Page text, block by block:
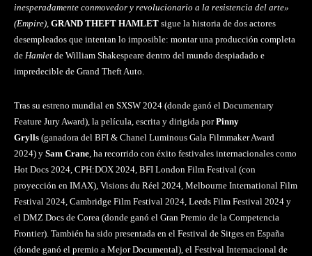
inesperadamente conmovedor y revolucionario a la resistencia del arte»
(Empire), GRAND THEFT HAMLET sigue la historia de dos actores
desempleados que intentan lo imposible: montar una producción completa
de Hamlet de William Shakespeare dentro del mundo despiadado e
impredecible de Grand Theft Auto.
Tras su estreno mundial en SXSW 2024 (donde ganó el Documentary
Feature Jury Award), la película, escrita y dirigida porPinny
Grylls (ganadora del BFI & Chanel Luminous Gala Filmmaker Award
2024) y Sam Crane, ha recorrido con éxito festivales internacionales como
Hot Docs 2024, CPH:DOX 2024, BFI London Film Festival (con
proyección en IMAX), Visions du Réel 2024, Melbourne International Film
Festival 2024, Cambridge Film Festival 2024, Leeds Film Festival 2024 y
el DMZ Docs de Corea (donde ganó el Gran Premio de la Competencia
Frontier). También ha sido presentada en el Festival de Sitges en España
(donde ganó el premio a Mejor Documental), el Festival Internacional de